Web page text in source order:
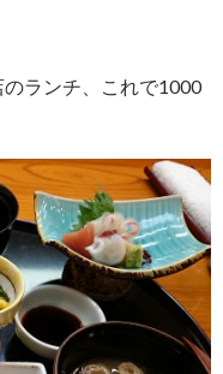
ランチ、これで1000